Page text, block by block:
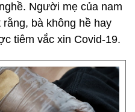
Người mẹ của nam
bà không hề hay
tiêm vắc xin Covid-19.